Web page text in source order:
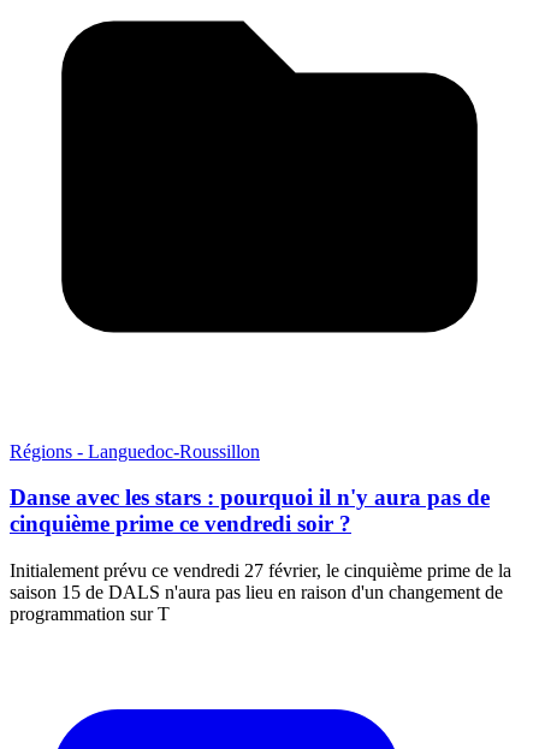
Régions - Languedoc-Roussillon
Danse avec les stars : pourquoi il n'y aura pas de
cinquième prime ce vendredi soir ?
Initialement prévu ce vendredi 27 février, le cinquième prime de la
saison 15 de DALS n'aura pas lieu en raison d'un changement de
programmation sur T